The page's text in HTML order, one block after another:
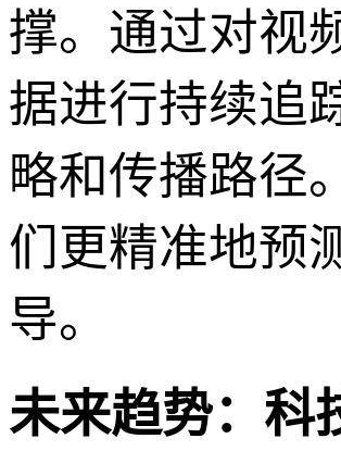
撑。通过对视
据进行持续追
略和传播路径
们更精准地预
导。
未来趋势：科